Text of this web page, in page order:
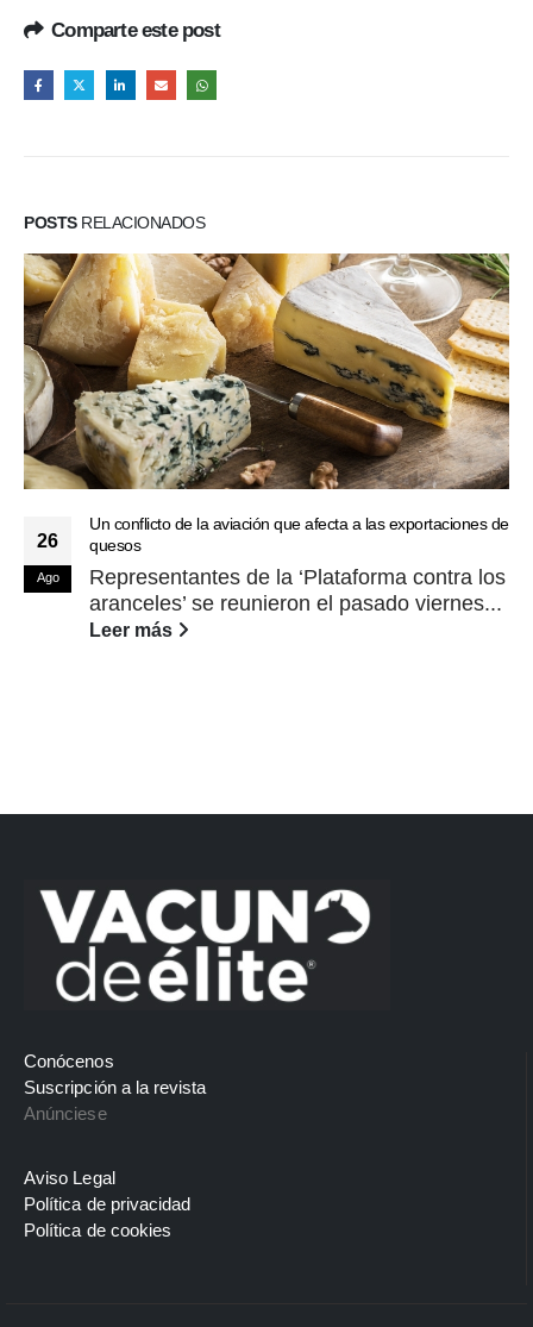
Comparte este post
POSTSRELACIONADOS
26
Ago
Un conflicto de la aviación que afecta a las exportaciones de
quesos
Representantes de la ‘Plataforma contra los
aranceles’ se reunieron el pasado viernes...
Leer más
Conócenos
Suscripción a la revista
Anúnciese
Aviso Legal
Política de privacidad
Política de cookies